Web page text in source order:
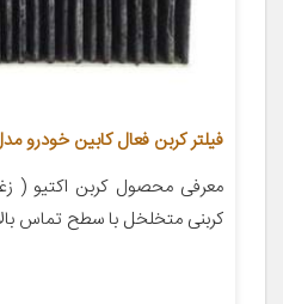
فیلتر کربن فعال کابین خودرو مدل 110 مناسب برای
معرفی محصول کربن اکتیو (
کربنی متخلخل با سطح تماس